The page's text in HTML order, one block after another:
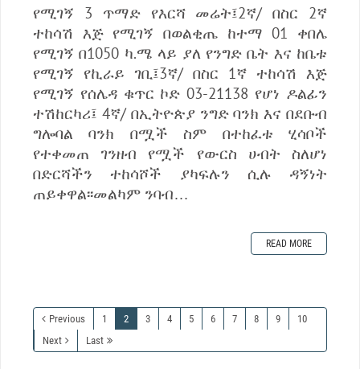
የሚገኝ 3 ጥማድ የእርሻ መሬት፤2ኛ/ በስር 2ኛ
ተከሳሽ እጅ የሚገኝ በወልቂጤ ከተማ 01 ቀበሌ
የሚገኝ በ1050 ካ.ሜ ላይ ያለ የንግድ ቤት እና ከቤቱ
የሚገኝ የኪራይ ገቢ፤3ኛ/ በስር 1ኛ ተከሳሽ እጅ
የሚገኝ የሰሌዳ ቁጥር ኮድ 03-21138 የሆነ ዶልፊን
ተሽከርካሪ፤ 4ኛ/ በኢትዮጵያ ንግድ ባንክ እና በደቡብ
ግሎባል ባንክ በሟች ስም በተከፈቱ ሂሳቦች
የተቀመጠ ገንዘብ የሟች የውርስ ሀብት ስለሆነ
በድርሻችን ተከሳሾች ያካፍሉን ሲሉ ዳኝነት
ጠይቀዋል፡፡መልካም ንባብ…
READ MORE
Previous 1 2 3 4 5 6 7 8 9
10
Next
Last